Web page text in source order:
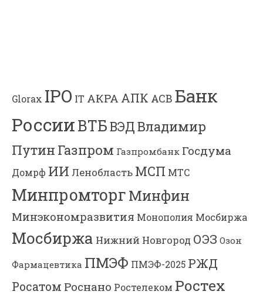
Glorax IPO IT АКРА АПК АСВ Банк
РоссииВТБВЭДВладимир
Путин Газпром Газпромбанк Госдума
Домрф ИИ Ленобласть МСП МТС
МинпромторгМинфин
Минэкономразвития Монополия Мосбиржа
Мосбиржа Нижний Новгород ОЭЗ Озон
Фармацевтика ПМЭФ ПМЭФ-2025 РЖД
Росатом Роснано Ростелеком Ростех